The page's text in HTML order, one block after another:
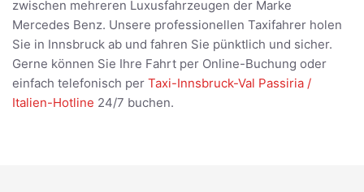
zwischen mehreren Luxusfahrzeugen der Marke
Mercedes Benz. Unsere professionellen Taxifahrer holen
Sie in Innsbruck ab und fahren Sie pünktlich und sicher.
Gerne können Sie Ihre Fahrt per Online-Buchung oder
einfach telefonisch per Taxi-Innsbruck-Val Passiria /
Italien-Hotline 24/7 buchen.